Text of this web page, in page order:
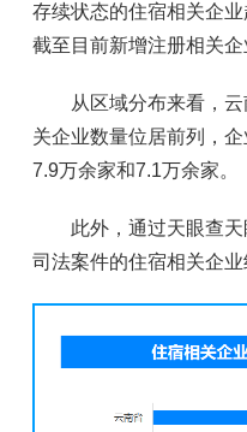
存续状态的住宿相关企
截至目前新增注册相关企
从区域分布来看，
关企业数量位居前列，
7.9万余家和7.1万余家。
此外，通过天眼查
司法案件的住宿相关企业